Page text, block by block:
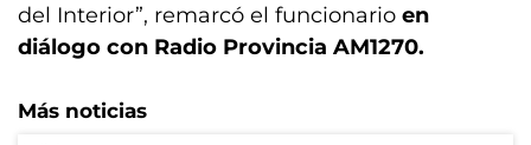
del Interior”, remarcó el funcionario en
diálogo con Radio Provincia AM1270.
Más noticias